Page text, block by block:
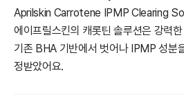
Aprilskin Carrotene IPMP Clearing
에이프릴스킨의 캐롯틴 솔루션은 강력
기존 BHA 기반에서 벗어나 IPMP 성분
정받았어요.